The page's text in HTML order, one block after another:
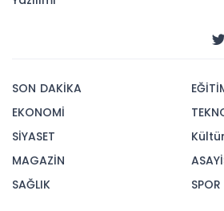
SON DAKİKA
EKONOMİ
SİYASET
MAGAZİN
SAĞLIK
SPOR